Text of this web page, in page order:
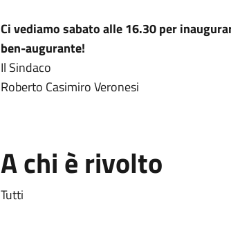
Ci vediamo sabato alle 16.30 per
ben-augurante!
Il Sindaco
Roberto Casimiro Veronesi
A chi è rivolto
Tutti